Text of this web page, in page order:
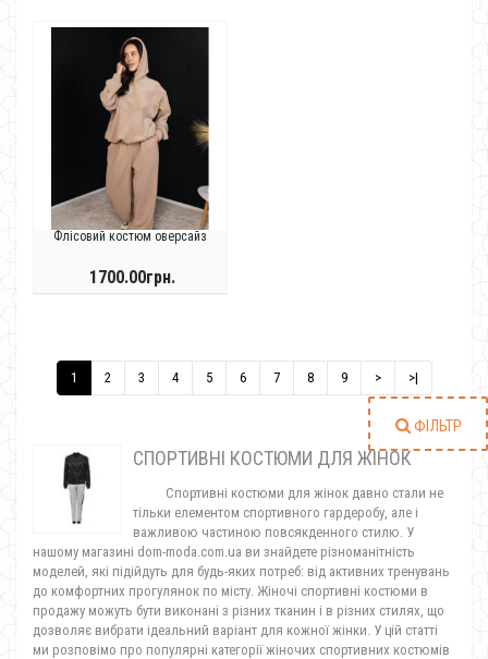
ФІЛЬТР
Флісовий костюм оверсайз
1700.00грн.
1 2 3 4 5 6 7 8 9 > >|
СПОРТИВНІ КОСТЮМИ ДЛЯ ЖІНОК
Спортивні костюми для жінок давно стали не
тільки елементом спортивного гардеробу, але і
важливою частиною повсякденного стилю. У
нашому магазині dom-moda.com.ua ви знайдете різноманітність
моделей, які підійдуть для будь-яких потреб: від активних тренувань
до комфортних прогулянок по місту. Жіночі спортивні костюми в
продажу можуть бути виконані з різних тканин і в різних стилях, що
дозволяє вибрати ідеальний варіант для кожної жінки. У цій статті
ми розповімо про популярні категорії жіночих спортивних костюмів